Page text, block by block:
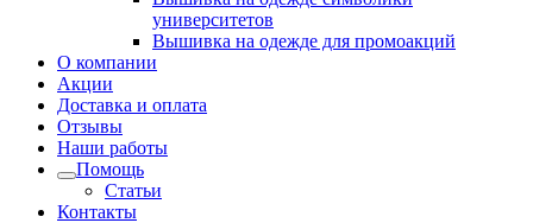
университетов
Вышивка на одежде для промоакций
О компании
Акции
Доставка и оплата
Отзывы
Наши работы
Помощь
Статьи
Контакты